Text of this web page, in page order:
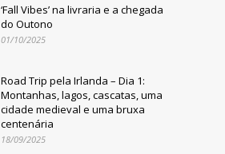
‘Fall Vibes’ na livraria e a chegada
do Outono
01/10/2025
Road Trip pela Irlanda – Dia 1:
Montanhas, lagos, cascatas, uma
cidade medieval e uma bruxa
centenária
18/09/2025